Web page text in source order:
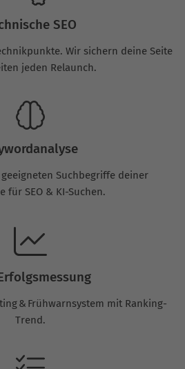
SEO
Wir sichern deine Seite
jeden Relaunch.
Suchbegriffe deiner
für SEO & KI-Suchen.
& Frühwarnsystem mit Ranking-
Trend.